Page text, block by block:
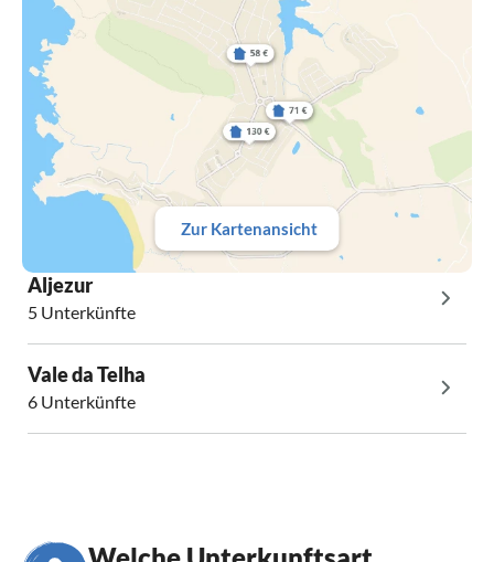
Zur Kartenansicht
Aljezur
5 Unterkünfte
Vale da Telha
6 Unterkünfte